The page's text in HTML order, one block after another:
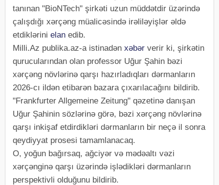
tanınan "BioNTech" şirkəti uzun müddətdir üzərində
çalışdığı xərçəng müalicəsində irəliləyişlər əldə
etdiklərini elan edib.
Milli.Az publika.az-a istinadən xəbər verir ki, şirkətin
qurucularından olan professor Uğur Şahin bəzi
xərçəng növlərinə qarşı hazırladıqları dərmanların
2026-cı ildən etibarən bazara çıxarılacağını bildirib.
"Frankfurter Allgemeine Zeitung" qəzetinə danışan
Uğur Şahinin sözlərinə görə, bəzi xərçəng növlərinə
qarşı inkişaf etdirdikləri dərmanların bir neçə il sonra
qeydiyyat prosesi tamamlanacaq.
O, yoğun bağırsaq, ağciyər və mədəaltı vəzi
xərçənginə qarşı üzərində işlədikləri dərmanların
perspektivli olduğunu bildirib.